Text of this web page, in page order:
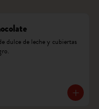
dulce de leche y cubiertas